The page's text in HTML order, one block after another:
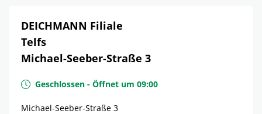
DEICHMANN Filiale
Telfs
Michael-Seeber-Straße 3
Geschlossen - Öffnet um 09:00
Michael-Seeber-Straße 3